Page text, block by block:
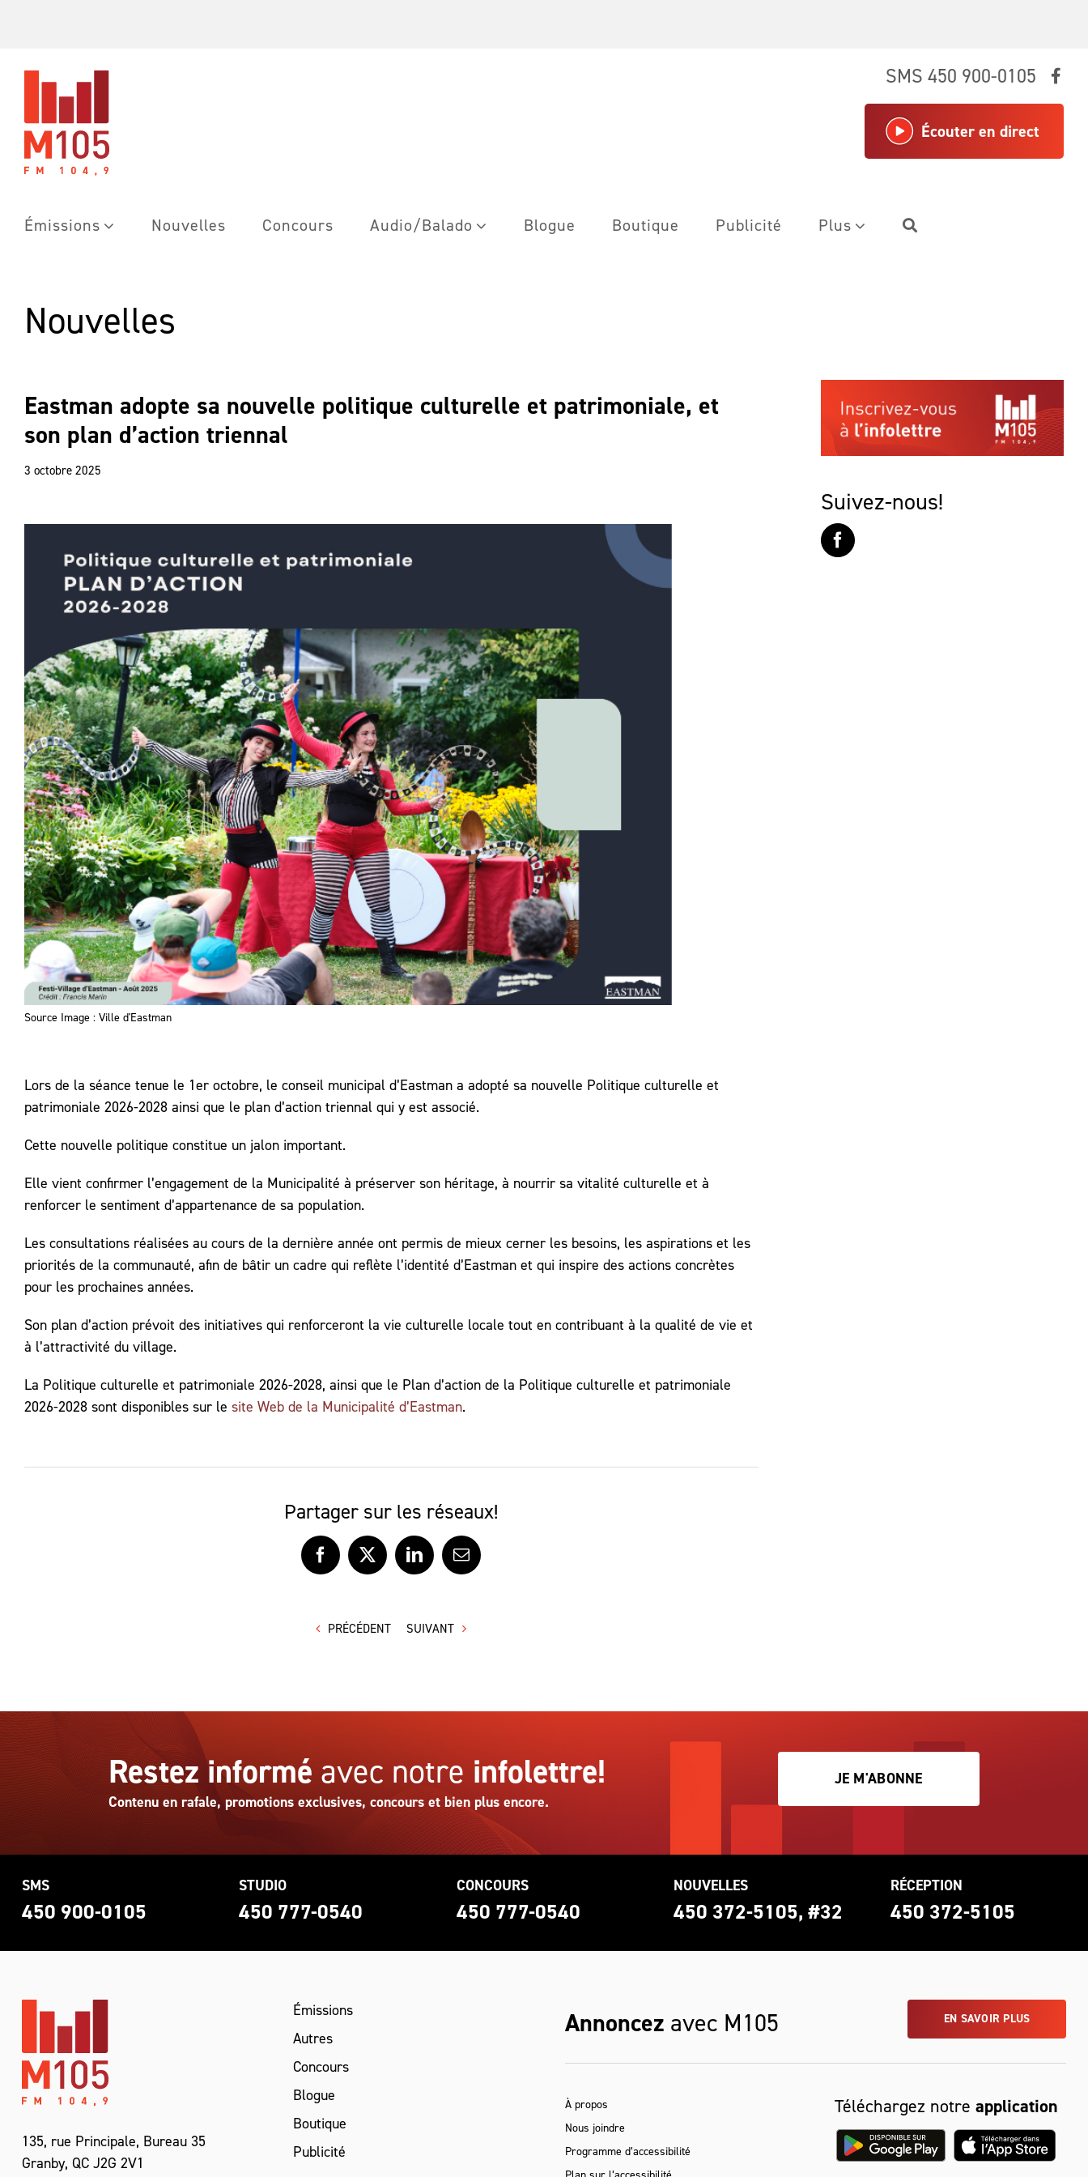
SMS 450 900-0105
Écouter en direct
Émissions Nouvelles Concours Audio/Balado Blogue Boutique Publicité Plus
Nouvelles
Eastman adopte sa nouvelle politique culturelle et patrimoniale, et
son plan d’action triennal
3 octobre 2025
Source Image : Ville d'Eastman
Lors de la séance tenue le 1er octobre, le conseil municipal d’Eastman a adopté sa nouvelle Politique culturelle et
patrimoniale 2026-2028 ainsi que le plan d’action triennal qui y est associé.
Cette nouvelle politique constitue un jalon important.
Elle vient confirmer l’engagement de la Municipalité à préserver son héritage, à nourrir sa vitalité culturelle et à
renforcer le sentiment d’appartenance de sa population.
Les consultations réalisées au cours de la dernière année ont permis de mieux cerner les besoins, les aspirations et les
priorités de la communauté, afin de bâtir un cadre qui reflète l’identité d’Eastman et qui inspire des actions concrètes
pour les prochaines années.
Son plan d’action prévoit des initiatives qui renforceront la vie culturelle locale tout en contribuant à la qualité de vie et
à l’attractivité du village.
La Politique culturelle et patrimoniale 2026-2028, ainsi que le Plan d’action de la Politique culturelle et patrimoniale
2026-2028 sont disponibles sur le site Web de la Municipalité d’Eastman.
Partager sur les réseaux!
Facebook
X LinkedInCourriel
PRÉCÉDENT SUIVANT
Suivez-nous!
Restez informé avec notre infolettre!
Contenu en rafale, promotions exclusives, concours et bien plus encore.
JE M'ABONNE
SMS
450 900-0105
STUDIO
450 777-0540
CONCOURS
450 777-0540
NOUVELLES
450 372-5105, #32
RÉCEPTION
450 372-5105
135, rue Principale, Bureau 35
Granby, QC J2G 2V1
Émissions
Autres
Concours
Blogue
Boutique
Publicité
Annoncez avec M105 EN SAVOIR PLUS
À propos
Nous joindre
Programme d’accessibilité
Téléchargez notre application